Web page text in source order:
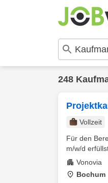
248
Vollzeit
Für den
m/w/d
Vonovia
Bochum